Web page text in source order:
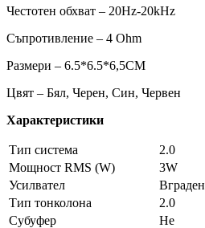
Честотен обхват – 20Hz-20kHz
Съпротивление – 4 Ohm
Размери – 6.5*6.5*6,5CM
Цвят – Бял, Черен, Син, Червен
Характеристики
Тип система
2.0
Мощност RMS (W)
3W
Усилвател
Вграден
Тип тонколона
2.0
Субуфер
Не